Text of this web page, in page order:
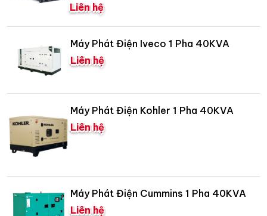
Liên hệ
Máy Phát Điện Iveco 1 Pha 40KVA
Liên hệ
Máy Phát Điện Kohler 1 Pha 40KVA
Liên hệ
Máy Phát Điện Cummins 1 Pha 40KVA
Liên hệ